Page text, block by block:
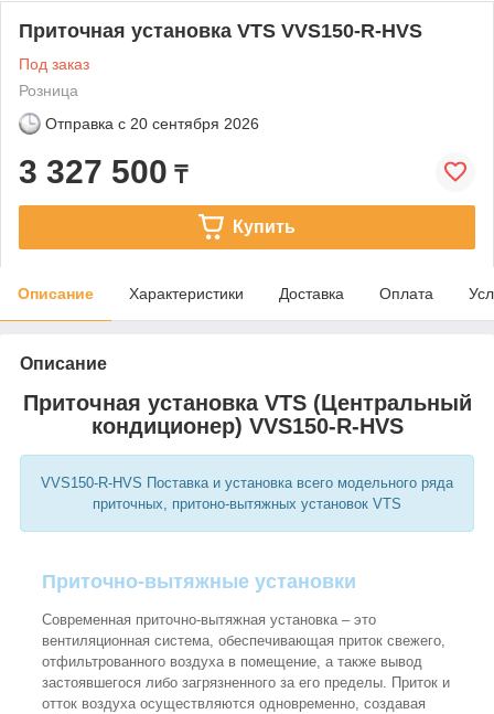
Приточная установка VTS VVS150-R-HVS
Под заказ
Розница
Отправка с 20 сентября 2026
3 327 500 ₸
Купить
Описание Характеристики Доставка Оплата
Описание
Приточная установка VTS (Центральный
кондиционер) VVS150-R-HVS
VVS150-R-HVS Поставка и установка всего модельного ряда
приточных, притоно-вытяжных установок VTS
Приточно-вытяжные установки
Современная приточно-вытяжная установка – это
вентиляционная система, обеспечивающая приток свежего,
отфильтрованного воздуха в помещение, а также вывод
застоявшегося либо загрязненного за его пределы. Приток и
отток воздуха осуществляются одновременно, создавая